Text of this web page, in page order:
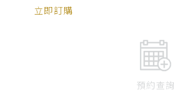
預約查詢
立即訂購